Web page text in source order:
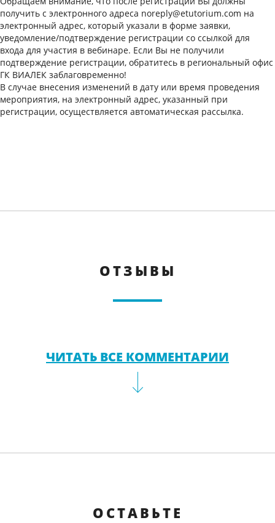
получить с электронного адреса noreply@etutorium.com на
электронный адрес, который указали в форме заявки,
уведомление/подтверждение регистрации со ссылкой для
входа для участия в вебинаре. Если Вы не получили
подтверждение регистрации, обратитесь в региональный офис
ГК ВИАЛЕК заблаговременно!
В случае внесения изменений в дату или время проведения
мероприятия, на электронный адрес, указанный при
регистрации, осуществляется автоматическая рассылка.
ОТЗЫВЫ
ЧИТАТЬ ВСЕ КОММЕНТАРИИ
ОСТАВЬТЕ